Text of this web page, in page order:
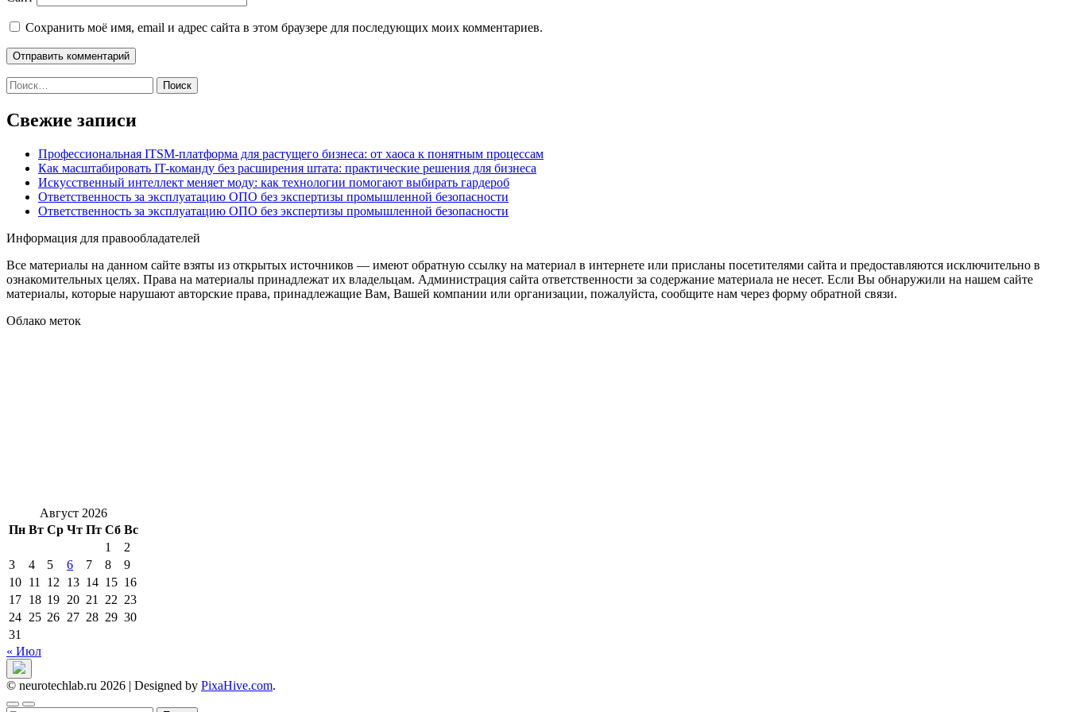
Сохранить моё имя, email и адрес сайта в этом браузере для последующих моих комментариев.
Найти:
Свежие записи
Профессиональная ITSM-платформа для растущего бизнеса: от хаоса к понятным процессам
Как масштабировать IT-команду без расширения штата: практические решения для бизнеса
Искусственный интеллект меняет моду: как технологии помогают выбирать гардероб
Ответственность за эксплуатацию ОПО без экспертизы промышленной безопасности
Ответственность за эксплуатацию ОПО без экспертизы промышленной безопасности
Информация для правообладателей
Все материалы на данном сайте взяты из открытых источников — имеют обратную ссылку на материал в интернете или присланы посетителями сайта и предоставляются исключительно в
ознакомительных целях. Права на материалы принадлежат их владельцам. Администрация сайта ответственности за содержание материала не несет. Если Вы обнаружили на нашем сайте
материалы, которые нарушают авторские права, принадлежащие Вам, Вашей компании или организации, пожалуйста, сообщите нам через форму обратной связи.
Облако меток
Август 2026
Пн Вт Ср Чт Пт Сб Вс
1
2
3
4 5 6 7 8
9
10 11 12 13 14 15 16
17 18 19 20 21 22 23
24 25 26 27 28 29 30
31
« Июл
© neurotechlab.ru 2026 | Designed by PixaHive.com.